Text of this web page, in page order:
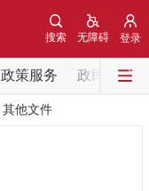
登录
无障碍
搜索
政策服务 政民互动
中央部委动态
其他文件